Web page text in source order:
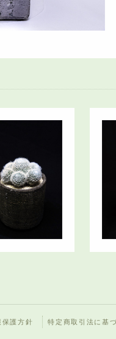
保護方針 特定商取引法に基